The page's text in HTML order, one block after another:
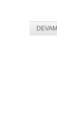
DEVAMI